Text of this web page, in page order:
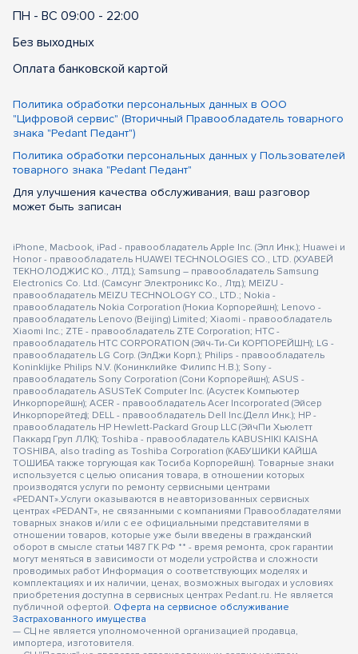
ПН - ВС 09:00 - 22:00
Без выходных
Оплата банковской картой
Политика обработки персональных данных в ООО
"Цифровой сервис" (Вторичный Правообладатель товарного
знака "Pedant Педант")
Политика обработки персональных данных у Пользователей
товарного знака "Pedant Педант"
Для улучшения качества обслуживания, ваш разговор
может быть записан
iPhone, Macbook, iPad - правообладатель Apple Inc. (Эпл Инк.); Huawei и
Honor - правообладатель HUAWEI TECHNOLOGIES CO., LTD. (ХУАВЕЙ
ТЕКНОЛОДЖИС КО., ЛТД.); Samsung – правообладатель Samsung
Electronics Co. Ltd. (Самсунг Электроникс Ко., Лтд.); MEIZU -
правообладатель MEIZU TECHNOLOGY CO., LTD.; Nokia -
правообладатель Nokia Corporation (Нокиа Корпорейшн); Lenovo -
правообладатель Lenovo (Beijing) Limited; Xiaomi - правообладатель
Xiaomi Inc.; ZTE - правообладатель ZTE Corporation; HTC -
правообладатель HTC CORPORATION (Эйч-Ти-Си КОРПОРЕЙШН); LG -
правообладатель LG Corp. (ЭлДжи Корп.); Philips - правообладатель
Koninklijke Philips N.V. (Конинклийке Филипс Н.В.); Sony -
правообладатель Sony Corporation (Сони Корпорейшн); ASUS -
правообладатель ASUSTeK Computer Inc. (Асустек Компьютер
Инкорпорейшн); ACER - правообладатель Acer Incorporated (Эйсер
Инкорпорейтед); DELL - правообладатель Dell Inc.(Делл Инк.); HP -
правообладатель HP Hewlett-Packard Group LLC (ЭйчПи Хьюлетт
Паккард Груп ЛЛК); Toshiba - правообладатель KABUSHIKI KAISHA
TOSHIBA, also trading as Toshiba Corporation (КАБУШИКИ КАЙША
ТОШИБА также торгующая как Тосиба Корпорейшн). Товарные знаки
используется с целью описания товара, в отношении которых
производятся услуги по ремонту сервисными центрами
«PEDANT».Услуги оказываются в неавторизованных сервисных
центрах «PEDANT», не связанными с компаниями Правообладателями
товарных знаков и/или с ее официальными представителями в
отношении товаров, которые уже были введены в гражданский
оборот в смысле статьи 1487 ГК РФ ** - время ремонта, срок гарантии
могут меняться в зависимости от модели устройства и сложности
проводимых работ Информация о соответствующих моделях и
комплектациях и их наличии, ценах, возможных выгодах и условиях
приобретения доступна в сервисных центрах Pedant.ru. Не является
публичной офертой. Оферта на сервисное обслуживание
Застрахованного имущества
— СЦ не является уполномоченной организацией продавца,
импортера, изготовителя.